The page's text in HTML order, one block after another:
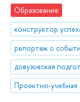
Образование
конструктор
репортаж о
довузовская